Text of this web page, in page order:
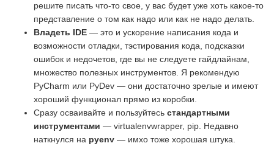
решите писать что-то свое, у вас будет уже хоть какое-то
представление о том как надо или как не надо делать.
Владеть IDE — это и ускорение написания кода и
возможности отладки, тэстирования кода, подсказки
ошибок и недочетов, где вы не следуете гайдлайнам,
множество полезных инструментов. Я рекомендую
PyCharm или PyDev — они достаточно зрелые и имеют
хороший функционал прямо из коробки.
Сразу осваивайте и пользуйтесь стандартными
инструментами — virtualenvwrapper, pip. Недавно
наткнулся на pyenv — имхо тоже хорошая штука.